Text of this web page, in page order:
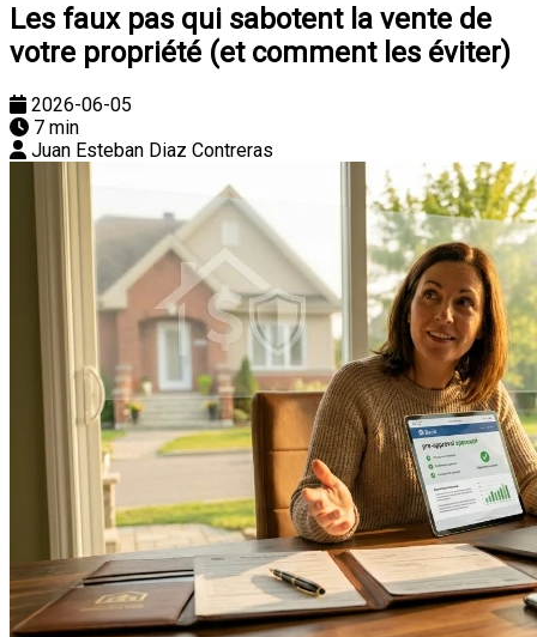
Les faux pas qui sabotent la vente de
votre propriété (et comment les éviter)
2026-06-05
7 min
Juan Esteban Diaz Contreras